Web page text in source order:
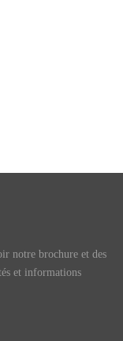
notre brochure et des
et informations